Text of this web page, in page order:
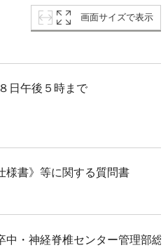
画面サイズで表示
日午後５時まで
様書》等に関する質問書
中・神経脊椎センター管理部総